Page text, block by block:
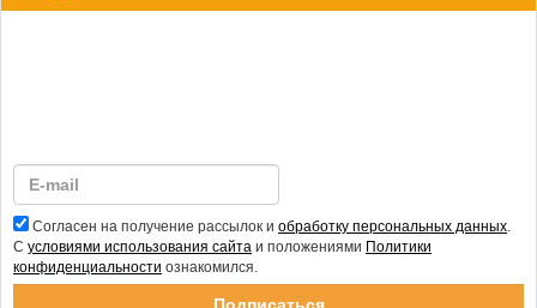
Согласен на получение рассылок и обработку персональных данных
С условиями использования сайта и положениями Политики
конфиденциальности ознакомился.